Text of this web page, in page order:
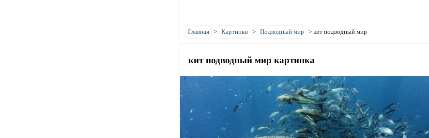
Главная > Картинки > Подводный мир > кит подводный мир
кит подводный мир картинка